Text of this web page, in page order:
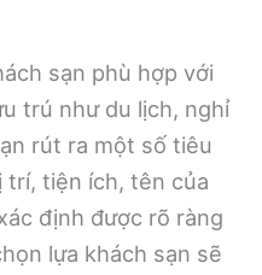
sạn phù hợp với
trú như du lịch, nghỉ
rút ra một số tiêu
trí, tiện ích, tên của
định được rõ ràng
lựa khách sạn sẽ